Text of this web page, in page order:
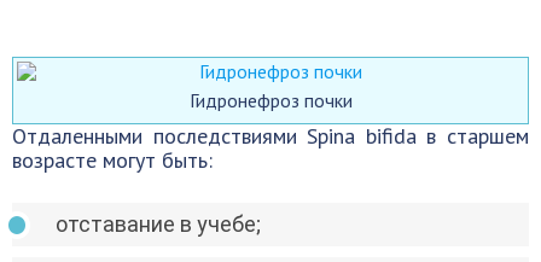
Гидронефроз почки
Отдаленными последствиями Spina bifida в старшем
возрасте могут быть:
отставание в учебе;